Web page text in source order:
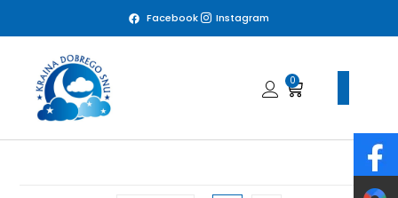
Facebook Instagram
0